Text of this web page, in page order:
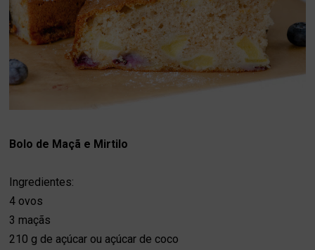
Bolo de Maçã e Mirtilo
Ingredientes:
4 ovos
3 maçãs
210 g de açúcar ou açúcar de coco